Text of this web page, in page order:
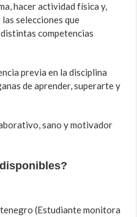
hacer actividad física y,
selecciones que
competencias
previa en la disciplina
de aprender, superarte y
sano y motivador
(Estudiante monitora